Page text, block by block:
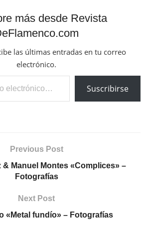
más desde Revista
las últimas entradas en tu correo
electrónico.
Suscribirse
Previous Post
& Manuel Montes «Complices» –
Fotografías
Next Post
«Metal fundío» – Fotografías